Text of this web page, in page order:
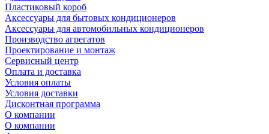
Пластиковый короб
Аксессуары для бытовых кондиционеров
Аксессуары для автомобильных кондиционеров
Производство агрегатов
Проектирование и монтаж
Сервисный центр
Оплата и доставка
Условия оплаты
Условия доставки
Дисконтная программа
О компании
О компании